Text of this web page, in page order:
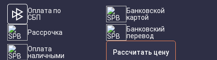
Оплата по
СБП
Банковской
картой
Рассрочка
Банковский
перевод
Оплата
наличными
Рассчитать цену